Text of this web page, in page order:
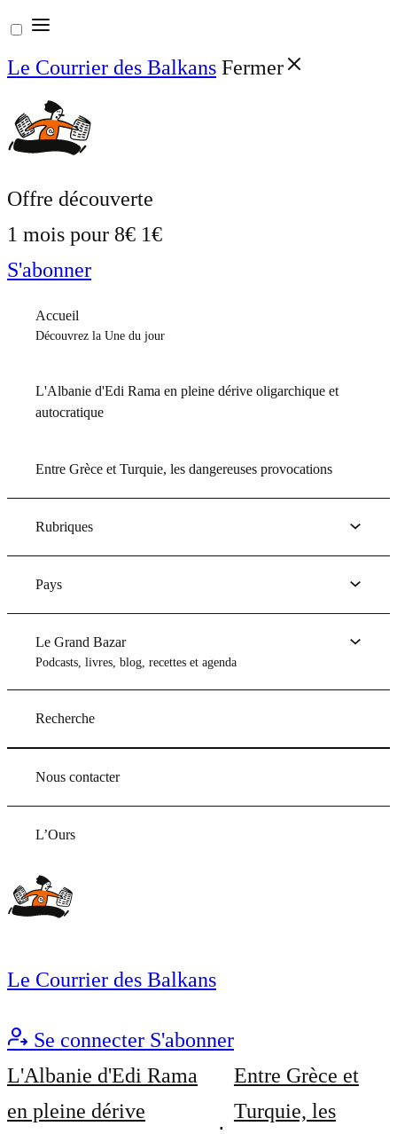
Aller
au
contenu
Le Courrier des Balkans Fermer
Offre découverte
1 mois pour 8€ 1€
S'abonner
Accueil
Découvrez la Une du jour
L'Albanie d'Edi Rama en pleine dérive oligarchique et
autocratique
Entre Grèce et Turquie, les dangereuses provocations
Rubriques
Pays
Le Grand Bazar
Podcasts, livres, blog, recettes et agenda
Recherche
Nous contacter
L’Ours
Le Courrier des Balkans
Se connecter S'abonner
L'Albanie d'Edi Rama
en pleine dérive
Entre Grèce et
Turquie, les